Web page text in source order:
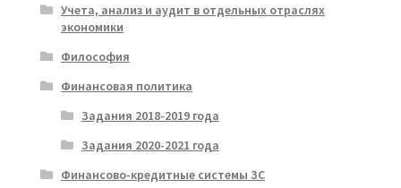
Учета, анализ и аудит в отдельных отраслях
экономики
Философия
Финансовая политика
Задания 2018-2019 года
Задания 2020-2021 года
Финансово-кредитные системы ЗС